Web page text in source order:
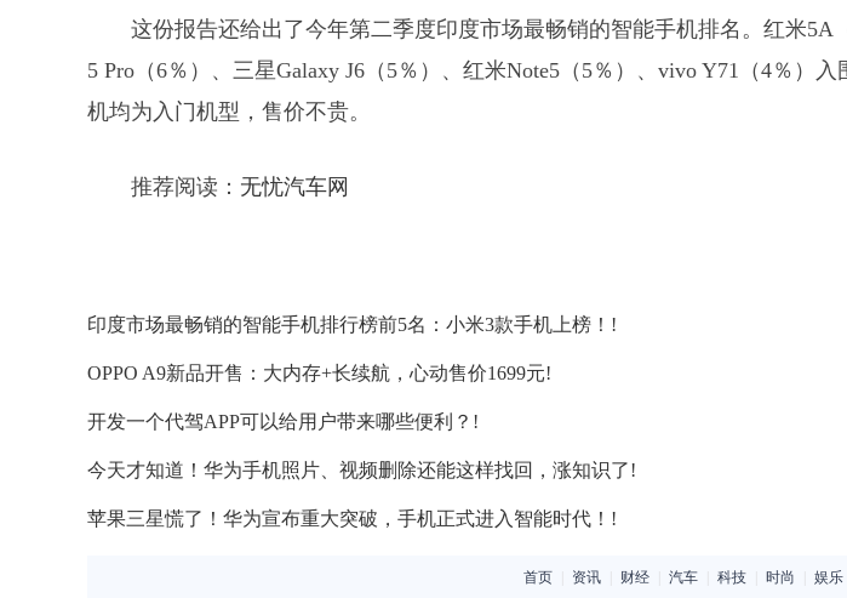
这份报告还给出了今年第二季度印度市场最畅销的智能手机排名。红米5A
5 Pro（6％）、三星Galaxy J6（5％）、红米Note5（5％）、vivo Y71（4％）
机均为入门机型，售价不贵。
推荐阅读： 无忧汽车网
印度市场最畅销的智能手机排行榜前5名：小米3款手机上榜！!
OPPO A9新品开售：大内存+长续航，心动售价1699元!
开发一个代驾APP可以给用户带来哪些便利？!
今天才知道！华为手机照片、视频删除还能这样找回，涨知识了!
苹果三星慌了！华为宣布重大突破，手机正式进入智能时代！!
首页 资讯 财经 汽车 科技 时尚 娱乐